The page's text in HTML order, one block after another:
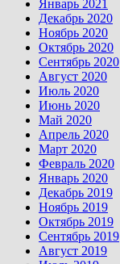
Январь 2021
Декабрь 2020
Ноябрь 2020
Октябрь 2020
Сентябрь 2020
Август 2020
Июль 2020
Июнь 2020
Май 2020
Апрель 2020
Март 2020
Февраль 2020
Январь 2020
Декабрь 2019
Ноябрь 2019
Октябрь 2019
Сентябрь 2019
Август 2019